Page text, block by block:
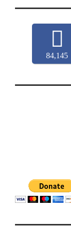
84,145